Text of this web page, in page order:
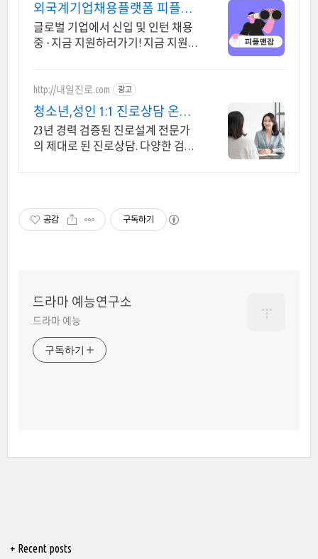
외국계기업채용플랫폼 피플앤
잡 외국계기업채용, 피플앤잡
글로벌 기업에서 신입 및 인턴 채용
중 - 지금 지원하러가기! 지금 지원하
http://내일진로.com 광고
청소년,성인 1:1 진로상담 온라
인 화상 진로/고민상담
23년 경력 검증된 진로설계 전문가
의 제대로 된 진로상담. 다양한 검사,
공감 구독하기
드라마 예능연구소
드라마 예능
구독하기
+ Recent posts